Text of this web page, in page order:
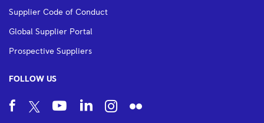
Supplier Code of Conduct
Global Supplier Portal
Prospective Suppliers
FOLLOW US